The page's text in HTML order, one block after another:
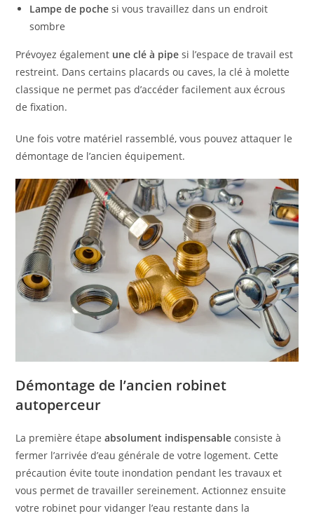
Lampe de poche si vous travaillez dans un endroit
sombre
Prévoyez également une clé à pipe si l’espace de travail est
restreint. Dans certains placards ou caves, la clé à molette
classique ne permet pas d’accéder facilement aux écrous
de fixation.
Une fois votre matériel rassemblé, vous pouvez attaquer le
démontage de l’ancien équipement.
Démontage de l’ancien robinet
autoperceur
La première étapeabsolument indispensable consiste à
fermer l’arrivée d’eau générale de votre logement. Cette
précaution évite toute inondation pendant les travaux et
vous permet de travailler sereinement. Actionnez ensuite
votre robinet pour vidanger l’eau restante dans la